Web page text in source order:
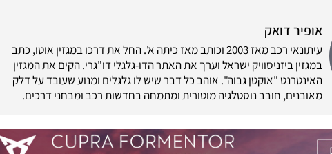
אופיר דואק
עיתונאי רכב מאז 2003 וכותב מאז כיתה א'. החל את דרכו במגזין אוטו, כתב
במגזין ביזניסוויק ישראל וערך את האתר הדו-גלגלי דו"גרי. הקים את המגזין
האינטרנט "אוקטן גבוה". אוהב כל דבר שיש לו גלגלים ומנוע שעובד על דלק
מאובנים, חובב נוסטלגיה מוטורית ומתמחה בחדשות רכב ומבחני דרכים.